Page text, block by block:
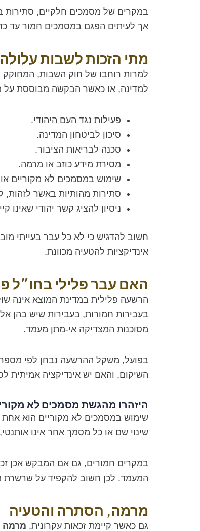
במקרים של מסמכים חלקיים, סתירות
אך לעיתים הפגם במסמכים חמור עד
מתי הזכות לשבות
למרות רוחבו של חוק השבות, המחוקק
למדינה, או כאשר הבקשה מבוססת על
פעילות נגד העם היהודי.
סיכון לביטחון המדינה.
סכנה לבריאות הציבור.
מסירת מידע כוזב או מרמה.
שימוש במסמכים לא מקוריים או
סתירות מהותיות באשר
ניסיון להציג קשר יהודי שאינו
חשוב להדגיש כי לא כל עבר בעייתי
אינדיקציות להטעיה מכוונת.
האם עבר פלילי בחו״ל
הרשעה פלילית במדינת המוצא אינה
בעבירות חמורות, בעבירות שיש בהן
מסוכנות המצדיקה אי-מתן מעמד.
בפועל, משקל ההרשעה נבחן לפי
השיקום, והאם יש אינדיקציה אמיתית
היזהרו מהגשת מסמכים לא
שימוש במסמכים לא מקוריים הוא אחת
שינוי שם או כל מסמך אחר אינו
במקרים חמורים, גם אם המבקש אכן
המעמד. לכן חשוב להקפיד על שרשרת
מרמה, הסתרה והטעיה
גם כאשר קיימת זכאות עקרונית, מרמה